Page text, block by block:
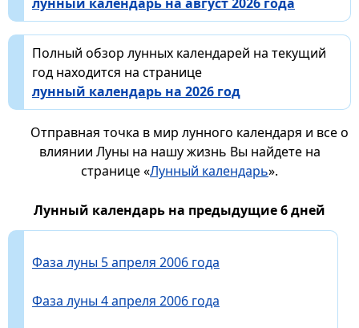
Полный обзор лунных календарей на текущий
год находится на странице
лунный календарь на 2026 год
Отправная точка в мир лунного календаря и все о
влиянии Луны на нашу жизнь Вы найдете на
странице «Лунный календарь».
Лунный календарь на предыдущие 6 дней
Фаза луны 5 апреля 2006 года
Фаза луны 4 апреля 2006 года